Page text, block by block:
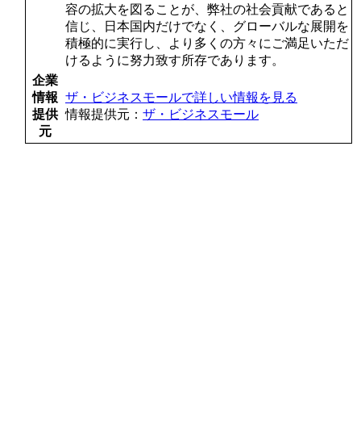
容の拡大を図ることが、弊社の社会貢献であると
信じ、日本国内だけでなく、グローバルな展開を
積極的に実行し、より多くの方々にご満足いただ
けるように努力致す所存であります。
企業
情報
提供
元
ザ・ビジネスモールで詳しい情報を見る
情報提供元： ザ・ビジネスモール